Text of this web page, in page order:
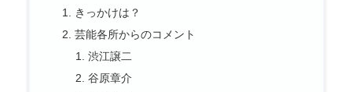
きっかけは？
芸能各所からのコメント
渋江譲二
谷原章介